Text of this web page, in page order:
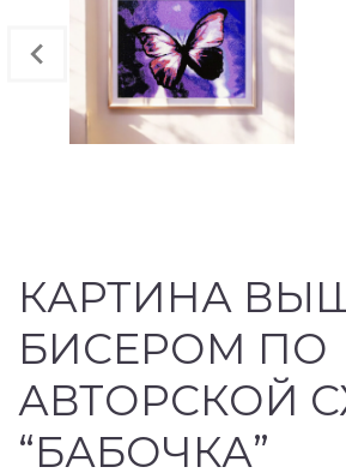
КАРТИНА
БИСЕРОМ ПО
АВТОРСКОЙ
“БАБОЧКА”